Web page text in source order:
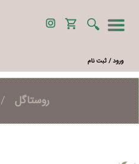
ورود / ثبت نام
روستاگل /